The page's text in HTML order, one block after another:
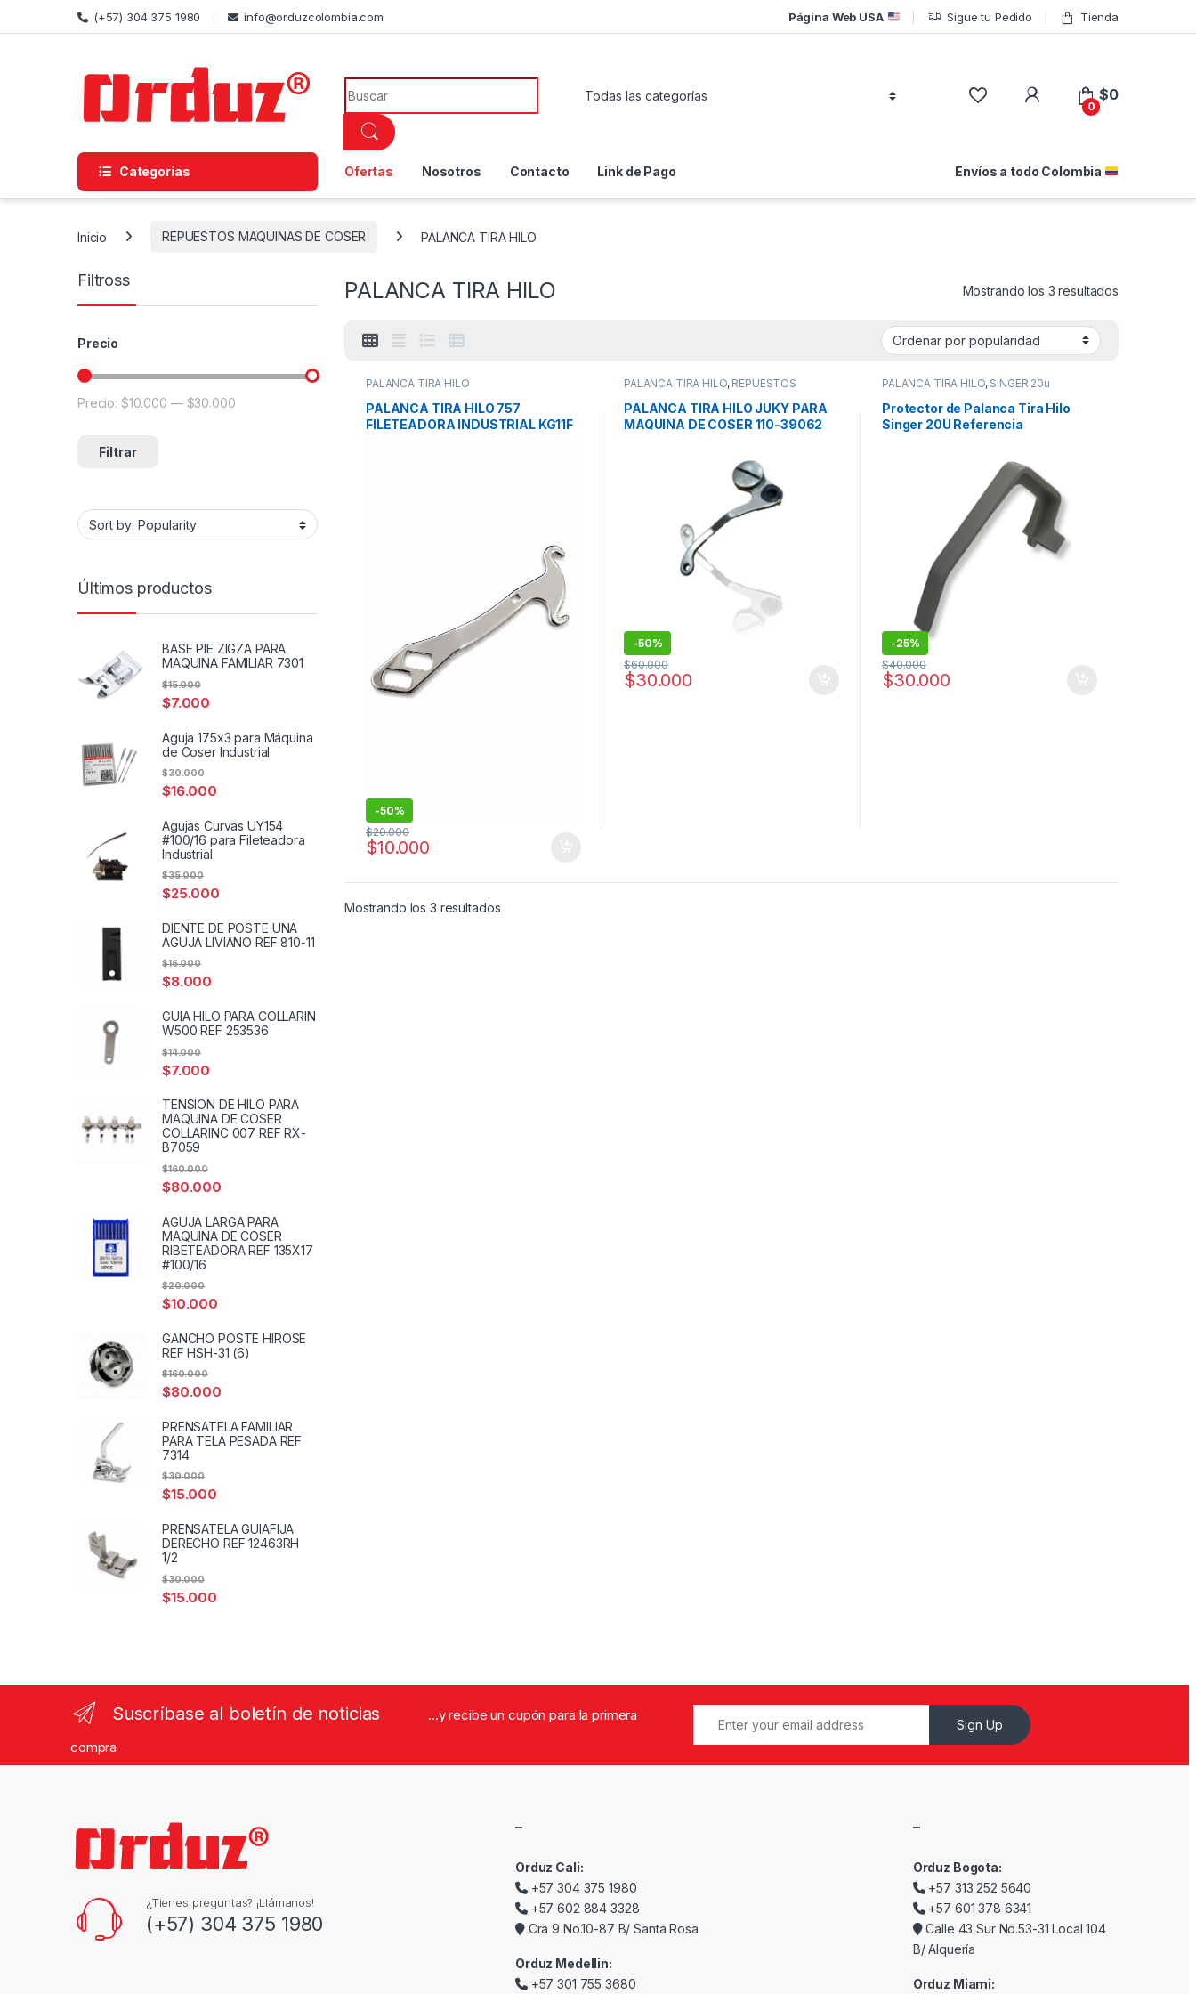
Skip to navigation
Skip to content (+57) 304 375 1980 info@orduzcolombia.com Página Web USA Sigue tu Pedido Tienda
Search for:
0
$0
Categorías Ofertas Nosotros Contacto Link de Pago Envíos a todo Colombia
Inicio REPUESTOS MAQUINAS DE COSER PALANCA TIRA HILO
PALANCA TIRA HILO Mostrando los 3 resultados
PALANCA TIRA HILO
PALANCA TIRA HILO 757
FILETEADORA INDUSTRIAL KG11F
-50%
$10.000
$20.000
PALANCA TIRA HILO, REPUESTOS
PALANCA TIRA HILO JUKY PARA
MAQUINA DE COSER 110-39062
-50%
$30.000
$60.000
PALANCA TIRA HILO, SINGER 20u
Protector de Palanca Tira Hilo
Singer 20U Referencia
-25%
$30.000
$40.000
Mostrando los 3 resultadosOrdenado por popularidad
Filtross
Precio
Precio mínimo
Precio máximo
Filtrar
Precio: $10.000 — $30.000
Últimos productos
BASE PIE ZIGZA PARA
MAQUINA FAMILIAR 7301
$7.000
$15.000
Aguja 175x3 para Máquina
de Coser Industrial
$16.000
$30.000
Agujas Curvas UY154
#100/16 para Fileteadora
Industrial
$25.000
$35.000
DIENTE DE POSTE UNA
AGUJA LIVIANO REF 810-11
$8.000
$16.000
GUIA HILO PARA COLLARIN
W500 REF 253536
$7.000
$14.000
TENSION DE HILO PARA
MAQUINA DE COSER
COLLARINC 007 REF RX-
B7059
$80.000
$160.000
AGUJA LARGA PARA
MAQUINA DE COSER
RIBETEADORA REF 135X17
#100/16
$10.000
$20.000
GANCHO POSTE HIROSE
REF HSH-31 (6)
$80.000
$160.000
PRENSATELA FAMILIAR
PARA TELA PESADA REF
7314
$15.000
$30.000
PRENSATELA GUIAFIJA
DERECHO REF 12463RH
1/2
$15.000
$30.000
Suscríbase al boletín de noticias
...y recibe un cupón para la primera
compra
Sign Up
¿Tienes preguntas? ¡Llámanos!
(+57) 304 375 1980
–
Orduz Cali:
+57 304 375 1980
+57 602 884 3328
Cra 9 No.10-87 B/ Santa Rosa
Orduz Medellin:
+57 301 755 3680
–
Orduz Bogota:
+57 313 252 5640
+57 601 378 6341
Calle 43 Sur No.53-31 Local 104
B/ Alquería
Orduz Miami: